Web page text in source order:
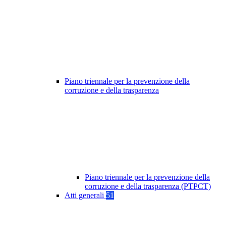
Piano triennale per la prevenzione della
corruzione e della trasparenza
Piano triennale per la prevenzione della
corruzione e della trasparenza (PTPCT)
Atti generali 51